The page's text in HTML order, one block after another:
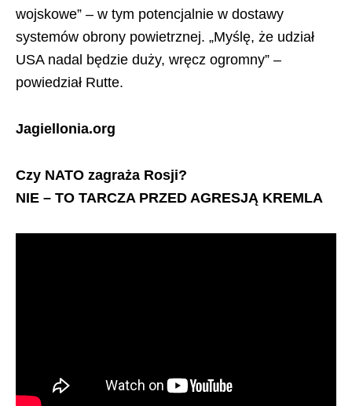
wojskowe” – w tym potencjalnie w dostawy
systemów obrony powietrznej. „Myślę, że udział
USA nadal będzie duży, wręcz ogromny” –
powiedział Rutte.
Jagiellonia.org
Czy NATO zagraża Rosji?
NIE – TO TARCZA PRZED AGRESJĄ KREMLA